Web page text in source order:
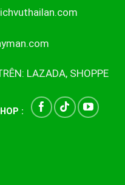
LAZADA, SHOPPE
: